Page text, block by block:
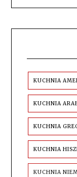
KUCHNIA
KUCHNIA
KUCHNIA
KUCHNIA
KUCHNIA